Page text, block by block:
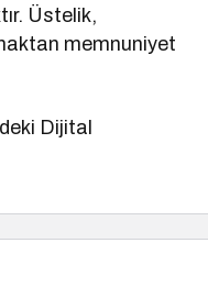
Üstelik,
memnuniyet
Dijital